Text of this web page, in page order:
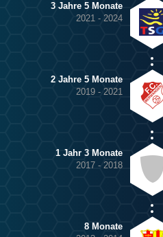
3 Jahre 5 Monate
2021 - 2024
2 Jahre 5 Monate
2019 - 2021
1 Jahr 3 Monate
2017 - 2018
8 Monate